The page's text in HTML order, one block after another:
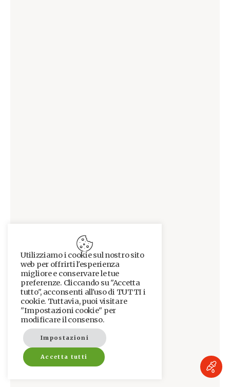
Utilizziamo i cookie sul nostro sito
web per offrirti l'esperienza
migliore e conservare le tue
preferenze. Cliccando su "Accetta
tutto", acconsenti all'uso di TUTTI i
cookie. Tuttavia, puoi visitare
"Impostazioni cookie" per
modificare il consenso.
Impostazioni
Accetta tutti